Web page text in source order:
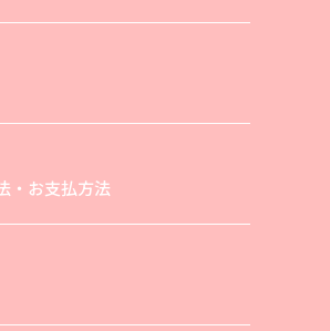
・お支払方法